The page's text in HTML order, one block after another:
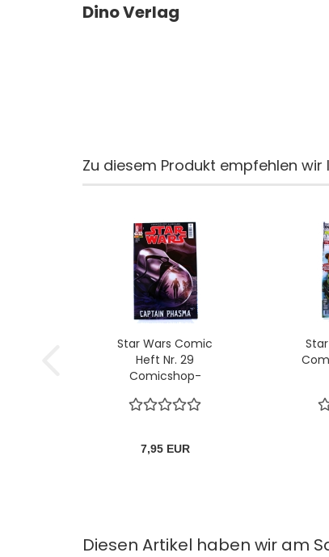
Dino Verlag
Zu diesem Produkt empfehlen wir
Star Wars Comic
Heft Nr. 29
Comicshop-
7,95 EUR
Diesen Artikel haben wir am